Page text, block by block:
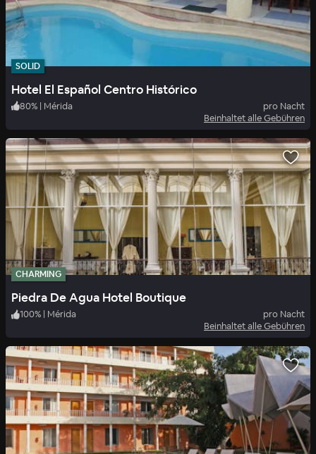
SOLID
Hotel El Español Centro Histórico
80% | Mérida
pro Nacht
Beinhaltet alle Gebühren
CHARMING
Piedra De Agua Hotel Boutique
100% Mérida
pro Nacht
Beinhaltet alle Gebühren